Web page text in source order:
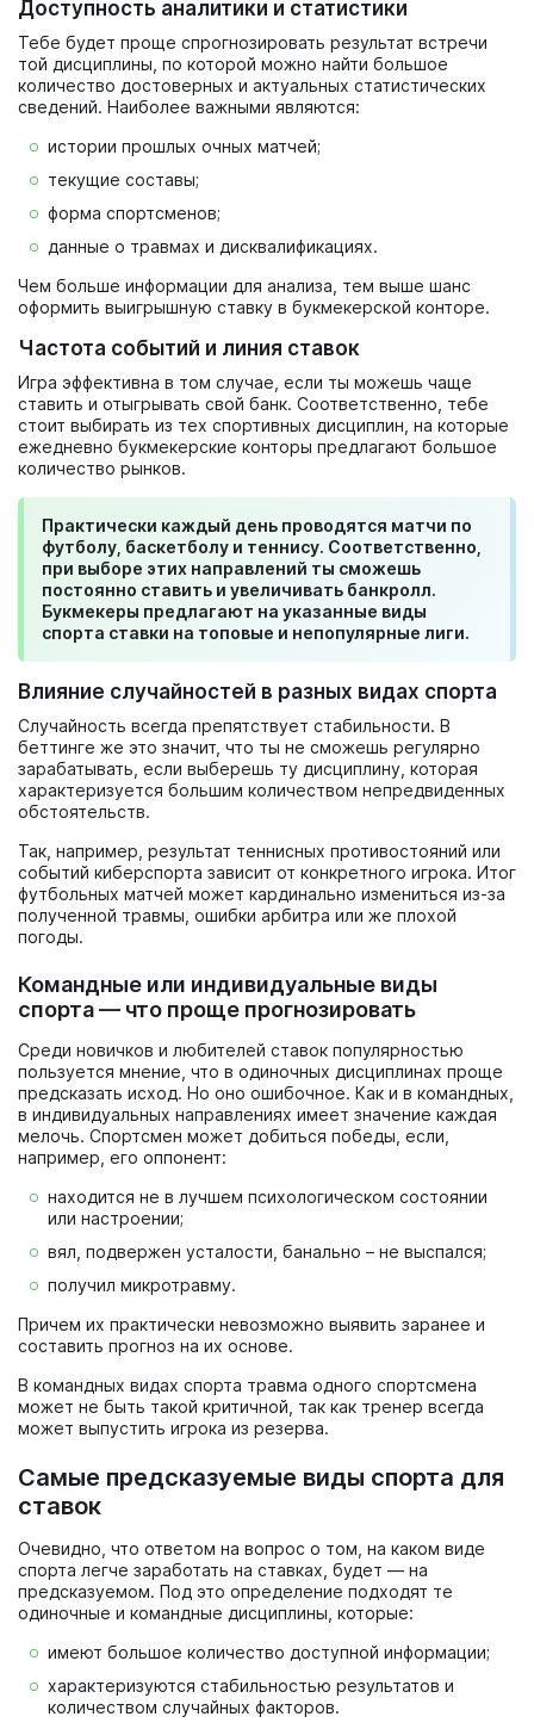
Доступность аналитики и статистики
Тебе будет проще спрогнозировать результат встречи
той дисциплины, по которой можно найти большое
количество достоверных и актуальных статистических
сведений. Наиболее важными являются:
истории прошлых очных матчей;
текущие составы;
форма спортсменов;
данные о травмах и дисквалификациях.
Чем больше информации для анализа, тем выше шанс
оформить выигрышную ставку в букмекерской конторе.
Частота событий и линия ставок
Игра эффективна в том случае, если ты можешь чаще
ставить и отыгрывать свой банк. Соответственно, тебе
стоит выбирать из тех спортивных дисциплин, на которые
ежедневно букмекерские конторы предлагают большое
количество рынков.
Практически каждый день проводятся матчи по
футболу, баскетболу и теннису. Соответственно,
при выборе этих направлений ты сможешь
постоянно ставить и увеличивать банкролл.
Букмекеры предлагают на указанные виды
спорта ставки на топовые и непопулярные лиги.
Влияние случайностей в разных видах спорта
Случайность всегда препятствует стабильности. В
беттинге же это значит, что ты не сможешь регулярно
зарабатывать, если выберешь ту дисциплину, которая
характеризуется большим количеством непредвиденных
обстоятельств.
Так, например, результат теннисных противостояний или
событий киберспорта зависит от конкретного игрока. Итог
футбольных матчей может кардинально измениться из-за
полученной травмы, ошибки арбитра или же плохой
погоды.
Командные или индивидуальные виды
спорта — что проще прогнозировать
Среди новичков и любителей ставок популярностью
пользуется мнение, что в одиночных дисциплинах проще
предсказать исход. Но оно ошибочное. Как и в командных,
в индивидуальных направлениях имеет значение каждая
мелочь. Спортсмен может добиться победы, если,
например, его оппонент:
находится не в лучшем психологическом состоянии
или настроении;
вял, подвержен усталости, банально – не выспался;
получил микротравму.
Причем их практически невозможно выявить заранее и
составить прогноз на их основе.
В командных видах спорта травма одного спортсмена
может не быть такой критичной, так как тренер всегда
может выпустить игрока из резерва.
Самые предсказуемые виды спорта для
ставок
Очевидно, что ответом на вопрос о том, на каком виде
спорта легче заработать на ставках, будет — на
предсказуемом. Под это определение подходят те
одиночные и командные дисциплины, которые:
имеют большое количество доступной информации;
характеризуются стабильностью результатов и
количеством случайных факторов.